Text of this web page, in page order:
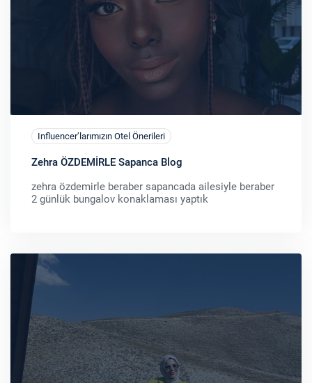
Influencer’larımızın Otel Önerileri
Zehra ÖZDEMİRLE Sapanca Blog
zehra özdemirle beraber sapancada ailesiyle beraber
2 günlük bungalov konaklaması yaptık